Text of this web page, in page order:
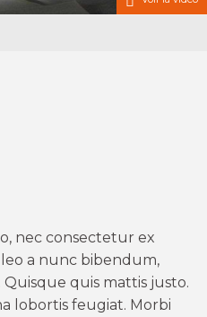
aux favoris
nec consectetur ex
a nunc bibendum,
quis mattis justo.
lobortis feugiat. Morbi